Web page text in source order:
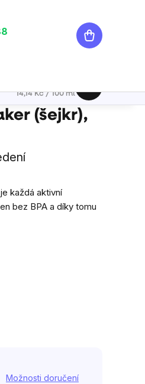
Nákupní
košík
(šejkr),
každá aktivní
bez BPA a díky tomu
Možnosti doručení
Měrná cena:
14,14 Kč / 100 ml